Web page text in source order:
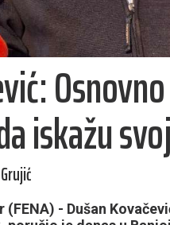
iskažu
(FENA) - Dušan